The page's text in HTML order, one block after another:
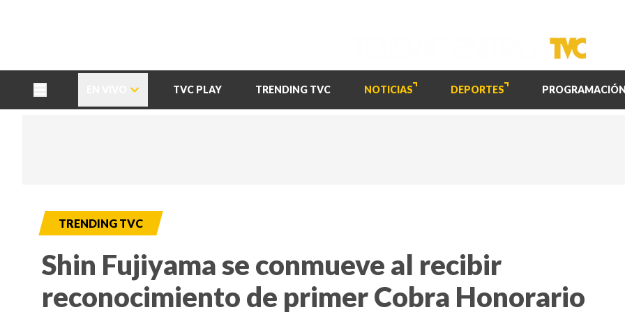
TVC PLAY TRENDING TVC NOTICIAS DEPORTES PROGRAMACIÓN
TRENDING TVC
Shin Fujiyama se conmueve al recibir
reconocimiento de primer Cobra Honorario